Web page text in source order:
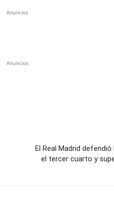
Anuncios
Anuncios
El Real Madrid
el tercer cuarto y